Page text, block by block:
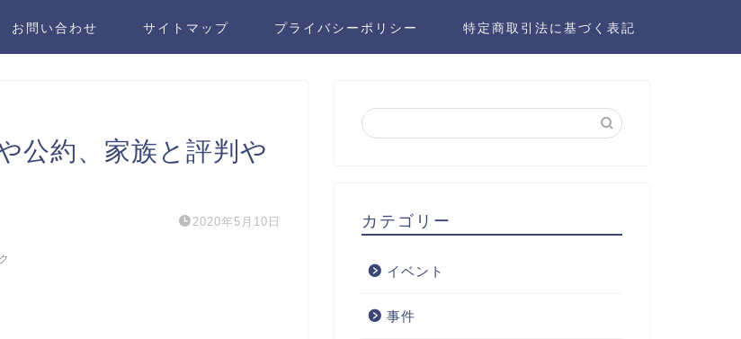
お問い合わせ サイトマップ プライバシーポリシー 特定商取引法に基づく表記
公約、家族と評判や
2020年5月10日 カテゴリー
イベント
事件